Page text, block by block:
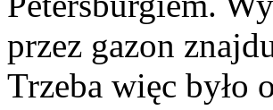
przez gazon
Trzeba więc